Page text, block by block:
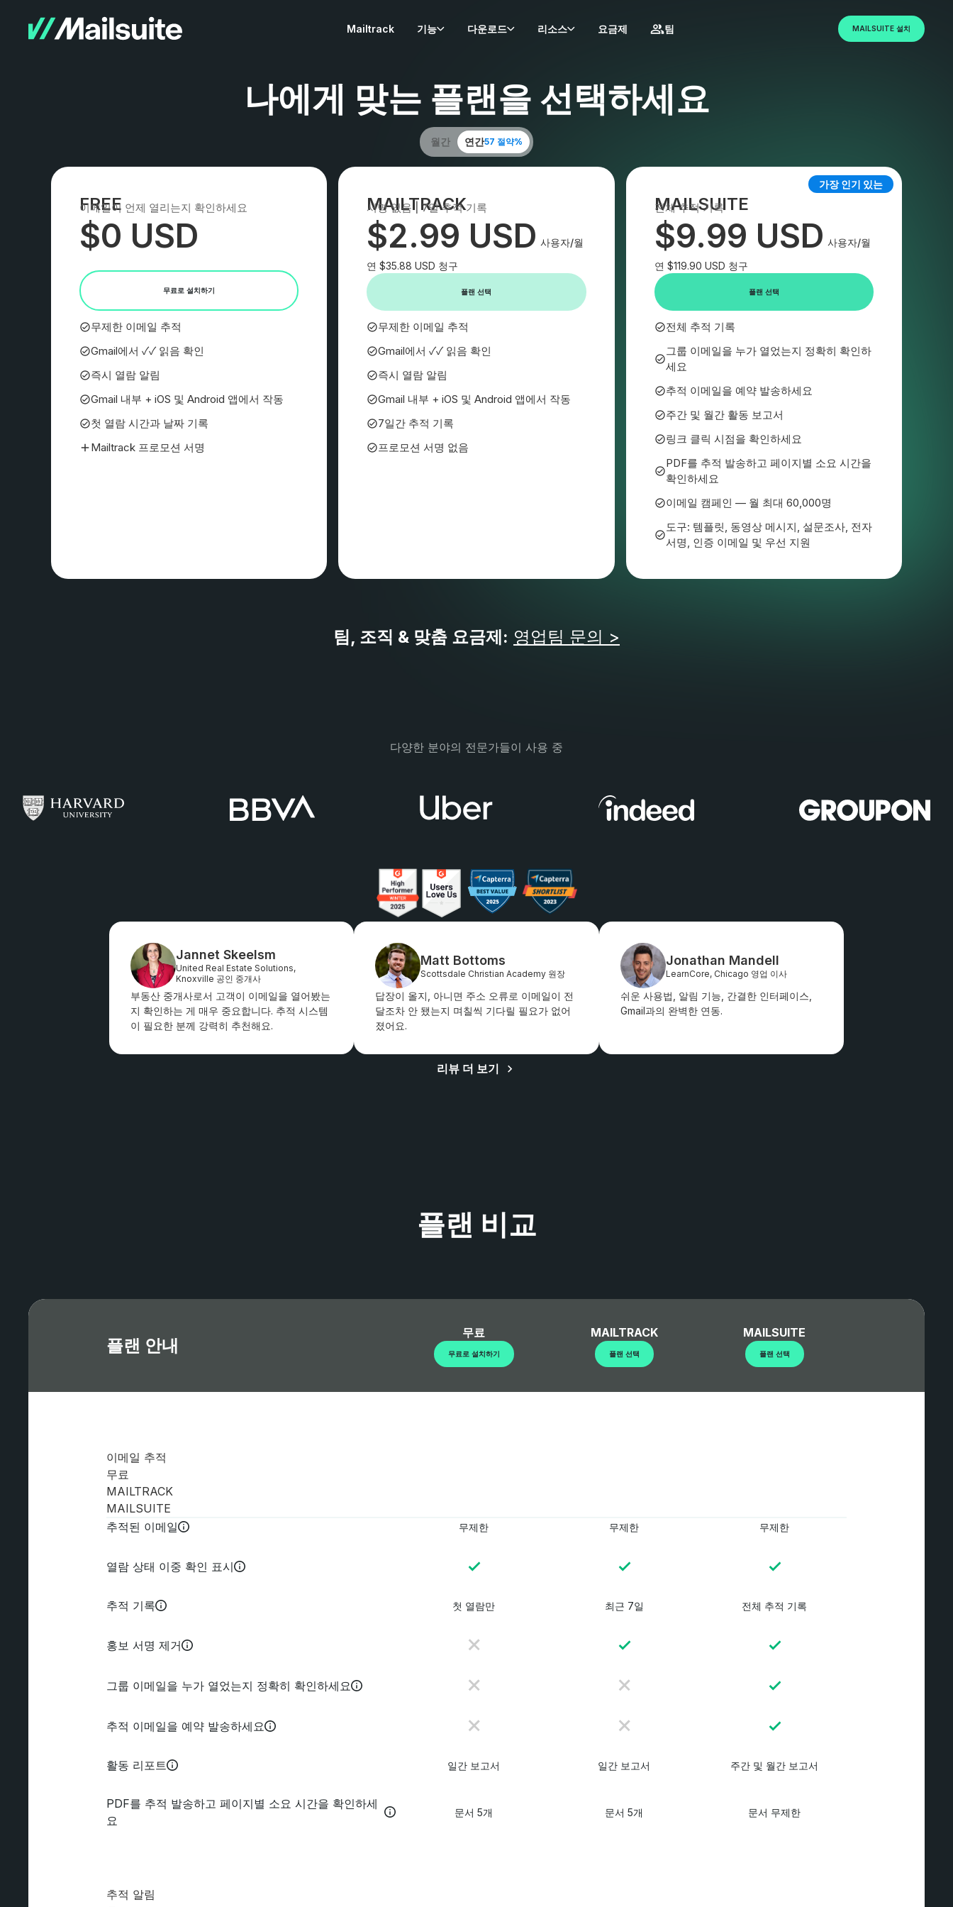
Mailtrack 기능 다운로드 리소스 요금제 팀 MAILSUITE 설치
나에게 맞는 플랜을 선택하세요
월간 연간57 절약%
FREE
이메일이 언제 열리는지 확인하세요
$0 USD
무료로 설치하기
무제한 이메일 추적
Gmail에서 ✓✓ 읽음 확인
즉시 열람 알림
Gmail 내부 + iOS 및 Android 앱에서 작동
첫 열람 시간과 날짜 기록
Mailtrack 프로모션 서명
MAILTRACK
서명 없음 | 7일 추적 기록
$2.99 USD 사용자/월
연 $35.88 USD 청구
플랜 선택
무제한 이메일 추적
Gmail에서 ✓✓ 읽음 확인
즉시 열람 알림
Gmail 내부 + iOS 및 Android 앱에서 작동
7일간 추적 기록
프로모션 서명 없음
MAILSUITE
전체 추적 기록
가장 인기 있는
$9.99 USD 사용자/월
연 $119.90 USD 청구
플랜 선택
전체 추적 기록
그룹 이메일을 누가 열었는지 정확히 확인하
세요
추적 이메일을 예약 발송하세요
주간 및 월간 활동 보고서
링크 클릭 시점을 확인하세요
PDF를 추적 발송하고 페이지별 소요 시간을
확인하세요
이메일 캠페인 — 월 최대 60,000명
도구: 템플릿, 동영상 메시지, 설문조사, 전자
서명, 인증 이메일 및 우선 지원
팀, 조직 & 맞춤 요금제: 영업팀 문의 >
다양한 분야의 전문가들이 사용 중
Jannet Skeelsm
United Real Estate Solutions,
Knoxville 공인 중개사
부동산 중개사로서 고객이 이메일을 열어봤는
지 확인하는 게 매우 중요합니다. 추적 시스템
이 필요한 분께 강력히 추천해요.
Matt Bottoms
Scottsdale Christian Academy 원장
답장이 올지, 아니면 주소 오류로 이메일이 전
달조차 안 됐는지 며칠씩 기다릴 필요가 없어
졌어요.
Jonathan Mandell
LearnCore, Chicago 영업 이사
쉬운 사용법, 알림 기능, 간결한 인터페이스,
Gmail과의 완벽한 연동.
리뷰 더 보기
플랜 비교
플랜 안내
무료
무료로 설치하기
MAILTRACK
플랜 선택
MAILSUITE
플랜 선택
이메일 추적
무료
MAILTRACK
MAILSUITE
추적된 이메일
무제한 무제한 무제한
열람 상태 이중 확인 표시
추적 기록 첫 열람만 최근 7일 전체 추적 기록
홍보 서명 제거
그룹 이메일을 누가 열었는지 정확히 확인하세요
추적 이메일을 예약 발송하세요
활동 리포트 일간 보고서 일간 보고서 주간 및 월간 보고서
PDF를 추적 발송하고 페이지별 소요 시간을 확인하세
요
문서 5개 문서 5개 문서 무제한
추적 알림